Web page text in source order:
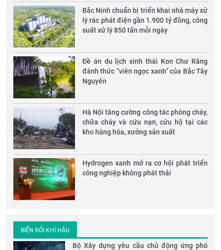
Bắc Ninh chuẩn bị triển khai nhà máy xử
lý rác phát điện gần 1.900 tỷ đồng, công
suất xử lý 850 tấn mỗi ngày
Đề án du lịch sinh thái Kon Chư Răng
đánh thức “viên ngọc xanh” của Bắc Tây
Nguyên
Hà Nội tăng cường công tác phòng cháy,
chữa cháy và cứu nạn, cứu hộ tại các
kho hàng hóa, xưởng sản xuất
Hydrogen xanh mở ra cơ hội phát triển
công nghiệp không phát thải
BIẾN ĐỔI KHÍ HẬU
Bộ Xây dựng yêu cầu chủ động ứng phó